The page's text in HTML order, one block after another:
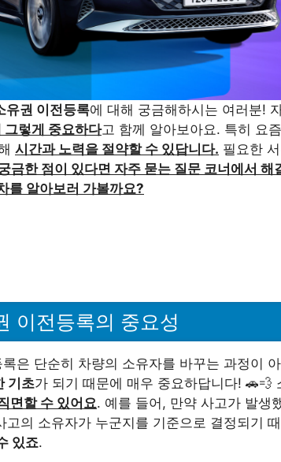
유권 이전등록에 대해 궁금해하시는 여러분!
그렇게 중요하다고 함께 알아보아요. 특히 요
시간과 노력을 절약할 수 있답니다. 필요한
금한 점이 있다면 자주 묻는 질문 코너에서 해
를 알아보러 가볼까요?
이전등록의 중요성
은 단순히 차량의 소유자를 바꾸는 과정이
기초가 되기 때문에 매우 중요하답니다! 🚗💨
면할 수 있어요. 예를 들어, 만약 사고가 발생
고의 소유자가 누군지를 기준으로 결정되기
있죠.